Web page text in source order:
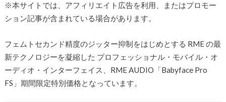
※本サイトでは、アフィリエイト広告を利用、またはプロモー
ション記事が含まれている場合があります。
フェムトセカンド精度のジッター抑制をはじめとする RME の最
新テクノロジーを凝縮した プロフェッショナル・モバイル・オ
ーディオ・インターフェイス、RME AUDIO「Babyface Pro
FS」期間限定特別価格となっています。